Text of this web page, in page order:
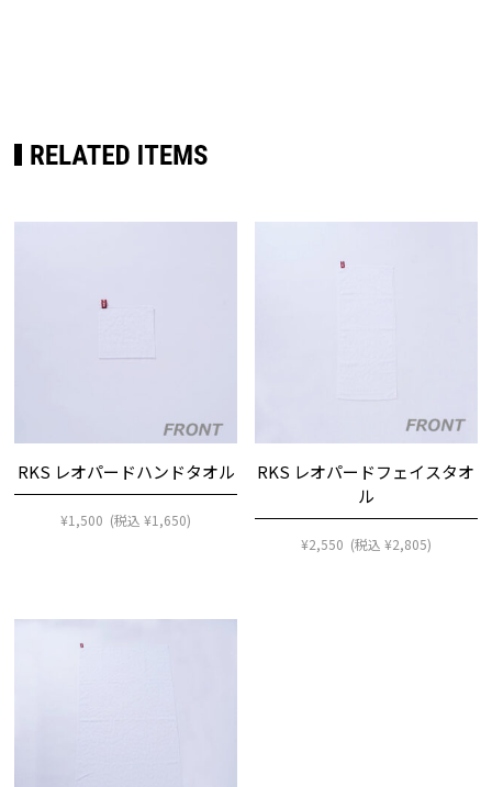
RKS レオパードハンドタオル
¥1,500 (税込 ¥1,650)
RKS レオパードフェイスタオ
ル
¥2,550 (税込 ¥2,805)